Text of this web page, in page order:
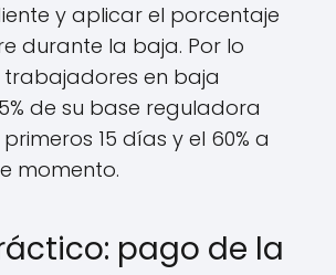
y aplicar el porcentaje
durante la baja. Por lo
trabajadores en baja
de su base reguladora
15 días y el 60% a
momento.
pago de la